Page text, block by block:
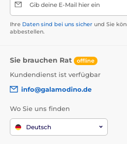
Gib deine E-Mail hier ein
Ihre Daten sind bei uns sicher und Sie
abbestellen.
Sie brauchen Rat offline
Kundendienst ist verfügbar
info@galamodino.de
Wo Sie uns finden
Deutsch